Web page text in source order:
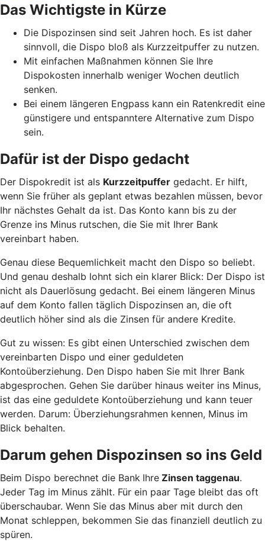
Das Wichtigste in Kürze
Die Dispozinsen sind seit Jahren hoch. Es ist daher
sinnvoll, die Dispo bloß als Kurzzeitpuffer zu nutzen.
Mit einfachen Maßnahmen können Sie Ihre
Dispokosten innerhalb weniger Wochen deutlich
senken.
Bei einem längeren Engpass kann ein Ratenkredit eine
günstigere und entspanntere Alternative zum Dispo
sein.
Dafür ist der Dispo gedacht
Der Dispokredit ist als Kurzzeitpuffer gedacht. Er hilft,
wenn Sie früher als geplant etwas bezahlen müssen, bevor
Ihr nächstes Gehalt da ist. Das Konto kann bis zu der
Grenze ins Minus rutschen, die Sie mit Ihrer Bank
vereinbart haben.
Genau diese Bequemlichkeit macht den Dispo so beliebt.
Und genau deshalb lohnt sich ein klarer Blick: Der Dispo ist
nicht als Dauerlösung gedacht. Bei einem längeren Minus
auf dem Konto fallen täglich Dispozinsen an, die oft
deutlich höher sind als die Zinsen für andere Kredite.
Gut zu wissen: Es gibt einen Unterschied zwischen dem
vereinbarten Dispo und einer geduldeten
Kontoüberziehung. Den Dispo haben Sie mit Ihrer Bank
abgesprochen. Gehen Sie darüber hinaus weiter ins Minus,
ist das eine geduldete Kontoüberziehung und kann teuer
werden. Darum: Überziehungsrahmen kennen, Minus im
Blick behalten.
Darum gehen Dispozinsen so ins Geld
Beim Dispo berechnet die Bank Ihre Zinsen taggenau.
Jeder Tag im Minus zählt. Für ein paar Tage bleibt das oft
überschaubar. Wenn Sie das Minus aber mit durch den
Monat schleppen, bekommen Sie das finanziell deutlich zu
spüren.